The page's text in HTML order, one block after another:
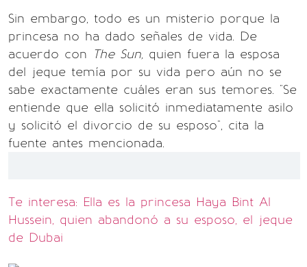
Sin embargo, todo es un misterio porque la
princesa no ha dado señales de vida. De
acuerdo con The Sun, quien fuera la esposa
del jeque temía por su vida pero aún no se
sabe exactamente cuáles eran sus temores. "Se
entiende que ella solicitó inmediatamente asilo
y solicitó el divorcio de su esposo", cita la
fuente antes mencionada.
Te interesa: Ella es la princesa Haya Bint Al
Hussein, quien abandonó a su esposo, el jeque
de Dubai